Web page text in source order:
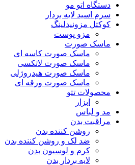
دستگاه اتو مو
سرم اسید لایه بردار
کوکتل مزونیدلینگ
مزو پوست
ماسک صورت
ماسک صورت کاسه ای
ماسک صورت لاتکسی
ماسک صورت هیدروژلی
ماسک صورت ورقه ای
محصولات تتو
ابزار
مد و لباس
مراقبت بدن
روشن کننده بدن
ضد لک و روشن کننده بدن
کرم و لوسیون بدن
لایه بردار بدن